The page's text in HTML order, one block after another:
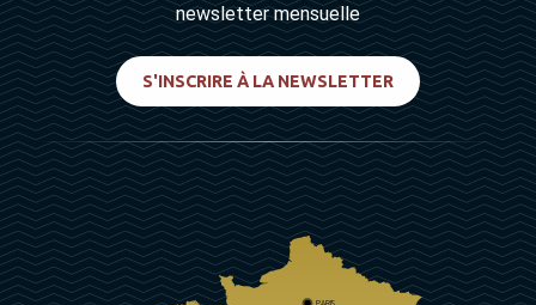
newsletter mensuelle
S'INSCRIRE À LA NEWSLETTER
PARIS